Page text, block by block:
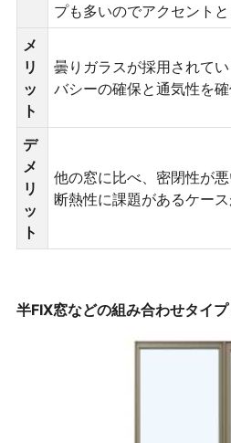
プも多いのでアクセントと
メ
リ
ッ
ト
曇りガラスが採用されて
バシーの確保と通気性を確
デ
メ
リ
ッ
ト
他の窓に比べ、密閉性が
断熱性に課題があるケース
半FIX窓などの組み合わせタイ